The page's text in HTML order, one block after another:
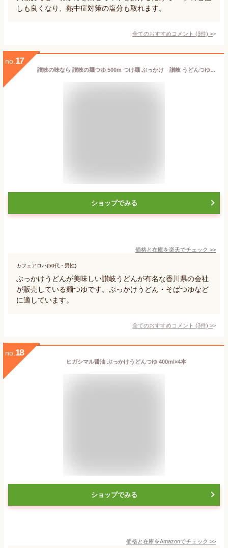
しも良くなり、熱中症対策の塩分も取れます。
全てのおすすめコメント (3件) >
no. 17
讃岐の味なら 讃岐の麺つゆ 500m つけ麺 ぶっかけ 讃岐 うどんつゆ そうめんつゆ そばつゆ にも 麺つゆ 麺つゆ 希釈タイプ 香川 昔ながらの讃岐うどんつゆ
ショップでみる
価格と在庫を楽天でチェック >>
カフェアロハ(50代・男性)
ぶっかけうどんが美味しい讃岐うどんが有名な香川県の会社
が販売している麺つゆです。ぶっかけうどん・そばつゆなど
に適しています。
全てのおすすめコメント (3件) >
no. 18
ヒガシマル醤油 ぶっかけうどんつゆ 400ml×4本
ショップでみる
価格と在庫をAmazonでチェック >>